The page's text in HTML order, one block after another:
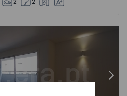
2 2
Boavista - 1575472 - 5